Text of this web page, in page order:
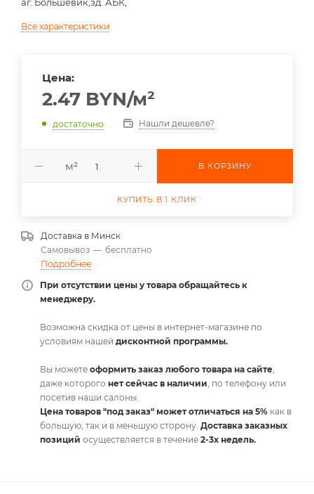
Все характеристики
Цена:
2.47 BYN/м²
достаточно Нашли дешевле?
м² В КОРЗИНУ
КУПИТЬ В 1 КЛИК
Доставка в Минск
Самовывоз — бесплатно
Подробнее
При отсутствии цены у товара обращайтесь к
менеджеру.
Возможна скидка от цены в интернет-магазине по
условиям нашей дисконтной программы.
Вы можете оформить заказ любого товара на сайте,
даже которого нет сейчас в наличии, по телефону или
посетив наши салоны.
Цена товаров "под заказ" может отличаться на 5% как в
большую, так и в меньшую сторону. Доставка заказных
позиций осуществляется в течение 2-3х недель.